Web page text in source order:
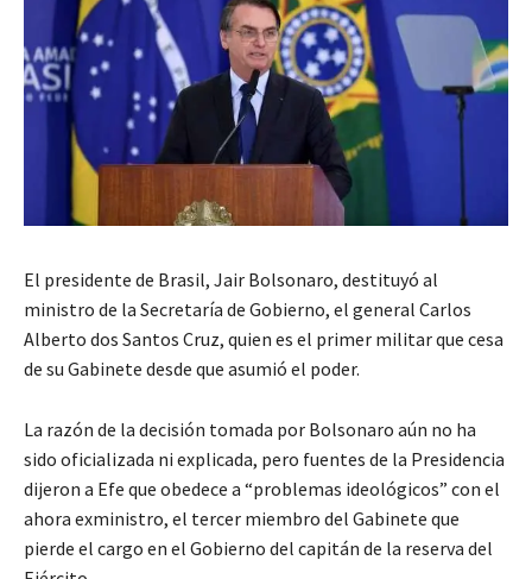
El presidente de Brasil, Jair Bolsonaro, destituyó al
ministro de la Secretaría de Gobierno, el general Carlos
Alberto dos Santos Cruz, quien es el primer militar que cesa
de su Gabinete desde que asumió el poder.
La razón de la decisión tomada por Bolsonaro aún no ha
sido oficializada ni explicada, pero fuentes de la Presidencia
dijeron a Efe que obedece a “problemas ideológicos” con el
ahora exministro, el tercer miembro del Gabinete que
pierde el cargo en el Gobierno del capitán de la reserva del